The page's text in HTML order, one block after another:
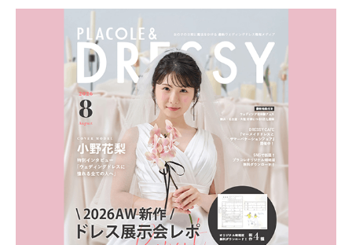
内容：特典金額・条件・応募方法・注意点 「どこが
一番お得？」「プラコレの特典は？」といった疑問も
解決します。 まずは診断で候補を絞れる「ウェディ
ング診断」か、体験型 […]
続きを読む